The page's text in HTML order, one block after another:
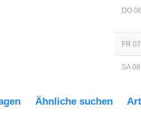
DO
FR
SA
Ähnliche suchen